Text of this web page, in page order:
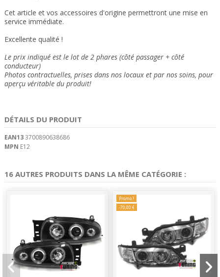
Cet article et vos accessoires d'origine permettront une mise en
service immédiate.
Excellente qualité !
Le prix indiqué est le lot de 2 phares (côté passager + côté
conducteur)
Photos contractuelles, prises dans nos locaux et par nos soins, pour
aperçu véritable du produit!
DÉTAILS DU PRODUIT
EAN133700890638686
MPN E12
16 AUTRES PRODUITS DANS LA MÊME CATÉGORIE :
Promo !
-70,00 €